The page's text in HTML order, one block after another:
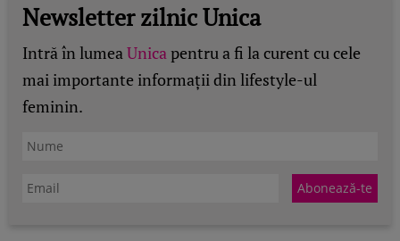
Newsletter zilnic Unica
Intră în lumeaUnicapentru a fi la curent cu cele
mai importante informații din lifestyle-ul
feminin.